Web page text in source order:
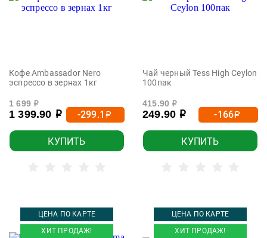
Кофе Ambassador Nero
эспрессо в зернах 1кг
1 699 р
1 399.90 р -299.1 р
КУПИТЬ
Чай черный Tess High Ceylon
100пак
415.90 р
249.90 р -166р
КУПИТЬ
ЦЕНА ПО КАРТЕ
ХИТ ПРОДАЖ!
ЦЕНА ПО КАРТЕ
ХИТ ПРОДАЖ!